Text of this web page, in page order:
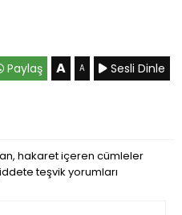
Paylaş A A Sesli Dinle
hakaret içeren cümleler
teşvik yorumları